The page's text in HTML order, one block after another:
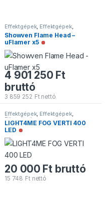
Effektgépek, Effektgépek,
Lánggépek
Showven Flame Head –
uFlamer x5 Nincs raktáron
4 901 250 Ft
bruttó
3 859 252 Ftnettó
Effektgépek, Effektgépek,
Füstgépek
LIGHT4ME FOG VERTI 400
LED Nincs raktáron
20 000 Ft bruttó
15 748 Ftnettó